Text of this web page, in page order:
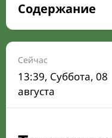
Содержание
Время намаза на
Расписание на
Время Сухура и
Календарь
Сейчас
13:39, Суббота, 08
августа